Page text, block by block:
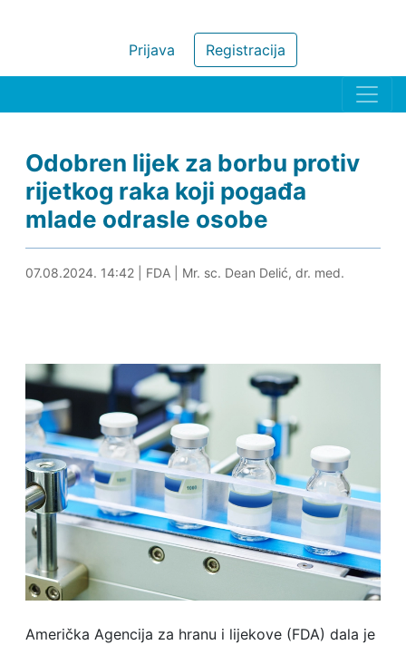
Registracija
Prijava
Odobren lijek za borbu protiv
rijetkog raka koji pogađa
mlade odrasle osobe
07.08.2024. 14:54
07.08.2024. 14:42| FDA| Mr. sc. Dean Delić, dr. med.
Američka Agencija za hranu i lijekove (FDA) dala je